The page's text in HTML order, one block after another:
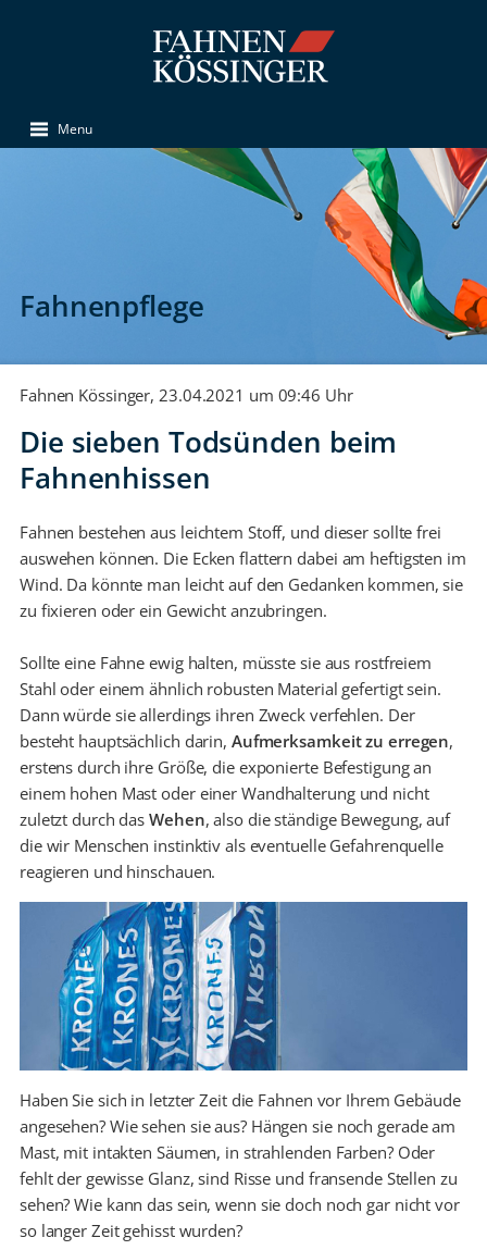
Menu
Fahnenpflege
Fahnen Kössinger, 23.04.2021 um 09:46 Uhr
Die sieben Todsünden beim
Fahnenhissen
Fahnen bestehen aus leichtem Stoff, und dieser sollte frei
auswehen können. Die Ecken flattern dabei am heftigsten im
Wind. Da könnte man leicht auf den Gedanken kommen, sie
zu fixieren oder ein Gewicht anzubringen.
Sollte eine Fahne ewig halten, müsste sie aus rostfreiem
Stahl oder einem ähnlich robusten Material gefertigt sein.
Dann würde sie allerdings ihren Zweck verfehlen. Der
besteht hauptsächlich darin, Aufmerksamkeit zu erregen,
erstens durch ihre Größe, die exponierte Befestigung an
einem hohen Mast oder einer Wandhalterung und nicht
zuletzt durch dasWehen, also die ständige Bewegung, auf
die wir Menschen instinktiv als eventuelle Gefahrenquelle
reagieren und hinschauen.
Haben Sie sich in letzter Zeit die Fahnen vor Ihrem Gebäude
angesehen? Wie sehen sie aus? Hängen sie noch gerade am
Mast, mit intakten Säumen, in strahlenden Farben? Oder
fehlt der gewisse Glanz, sind Risse und fransende Stellen zu
sehen? Wie kann das sein, wenn sie doch noch gar nicht vor
so langer Zeit gehisst wurden?